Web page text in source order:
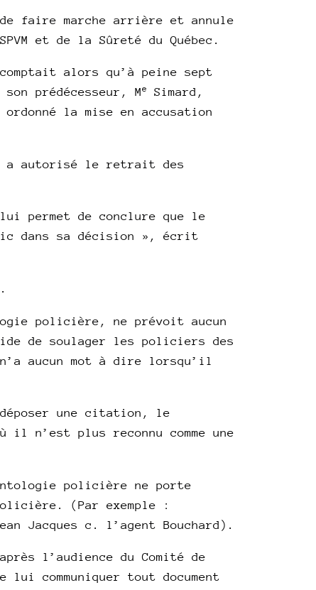
faire marche arrière et annule
et de la Sûreté du Québec.
alors qu’à peine sept
prédécesseur, Me
Simard,
la mise en accusation
a autorisé le retrait des
permet de conclure que le
dans sa décision », écrit
policière, ne prévoit aucun
de soulager les policiers des
aucun mot à dire lorsqu’il
une citation, le
n’est plus reconnu comme une
policière ne porte
(Par exemple :
Jacques c. l’agent Bouchard).
l’audience du Comité de
communiquer tout document